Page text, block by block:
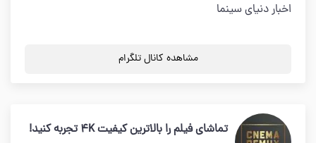
اخبار دنیای سینما
مشاهده کانال تلگرام
تماشای فیلم را بالاترین کیفیت 4K تجربه کنید!